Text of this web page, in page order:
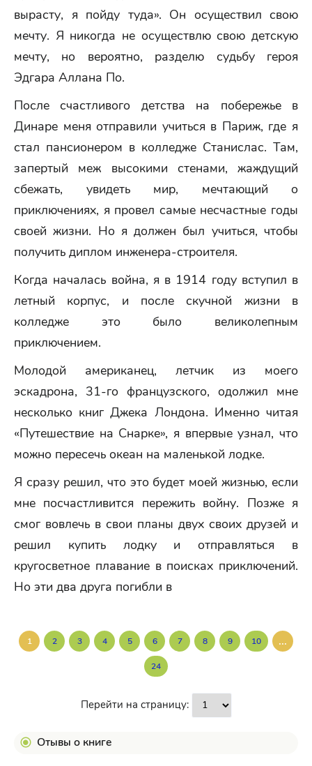
вырасту, я пойду туда». Он осуществил свою
мечту. Я никогда не осуществлю свою детскую
мечту, но вероятно, разделю судьбу героя
Эдгара Аллана По.
После счастливого детства на побережье в
Динаре меня отправили учиться в Париж, где я
стал пансионером в колледже Станислас. Там,
запертый меж высокими стенами, жаждущий
сбежать, увидеть мир, мечтающий о
приключениях, я провел самые несчастные годы
своей жизни. Но я должен был учиться, чтобы
получить диплом инженера-строителя.
Когда началась война, я в 1914 году вступил в
летный корпус, и после скучной жизни в
колледже это было великолепным
приключением.
Молодой американец, летчик из моего
эскадрона, 31-го французского, одолжил мне
несколько книг Джека Лондона. Именно читая
«Путешествие на Снарке», я впервые узнал, что
можно пересечь океан на маленькой лодке.
Я сразу решил, что это будет моей жизнью, если
мне посчастливится пережить войну. Позже я
смог вовлечь в свои планы двух своих друзей и
решил купить лодку и отправляться в
кругосветное плавание в поисках приключений.
Но эти два друга погибли в
1 2 3 4 5 6 7 8 9 10 ...
24
Перейти на страницу:
Отывы о книге